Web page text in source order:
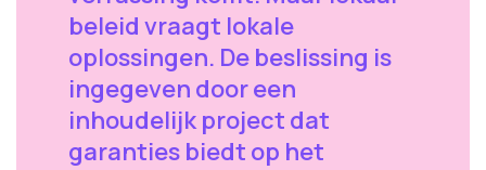
beleid vraagt lokale
oplossingen. De beslissing is
ingegeven door een
inhoudelijk project dat
garanties biedt op het